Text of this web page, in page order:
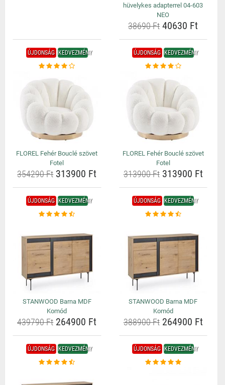
hüvelykes adapterrel 04-603
NEO
38690 Ft40630 Ft
ÚJDONSÁG KEDVEZMÉNY
FLOREL Fehér Bouclé szövet
Fotel
354290 Ft313900 Ft
ÚJDONSÁG KEDVEZMÉNY
FLOREL Fehér Bouclé szövet
Fotel
313900 Ft313900 Ft
ÚJDONSÁG KEDVEZMÉNY
STANWOOD Barna MDF
Komód
439790 Ft264900 Ft
ÚJDONSÁG KEDVEZMÉNY
STANWOOD Barna MDF
Komód
388900 Ft264900 Ft
ÚJDONSÁG KEDVEZMÉNY ÚJDONSÁG KEDVEZMÉNY